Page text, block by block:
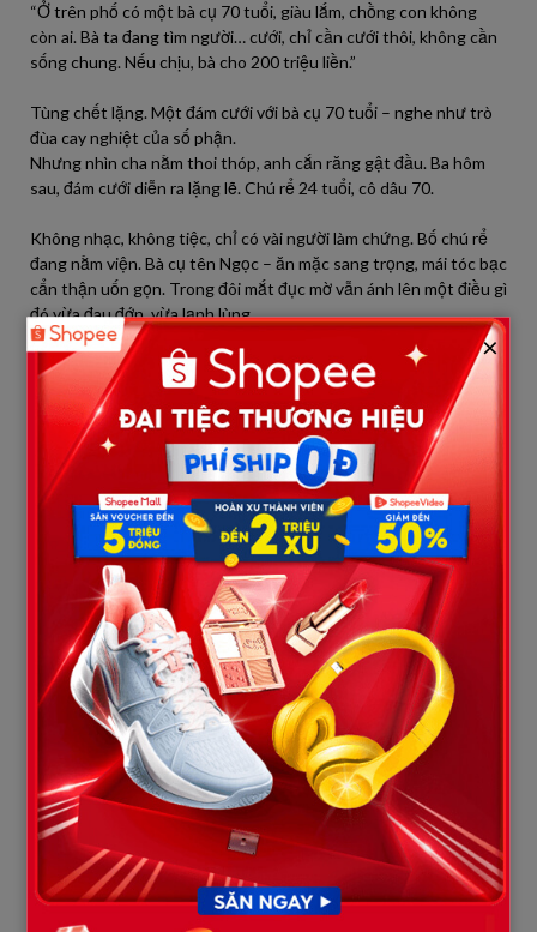
“Ở trên phố có một bà cụ 70 tuổi, giàu lắm, chồng con không
còn ai. Bà ta đang tìm người… cưới, chỉ cần cưới thôi, không cần
sống chung. Nếu chịu, bà cho 200 triệu liền.”
Tùng chết lặng. Một đám cưới với bà cụ 70 tuổi – nghe như trò
đùa cay nghiệt của số phận.
Nhưng nhìn cha nằm thoi thóp, anh cắn răng gật đầu. Ba hôm
sau, đám cưới diễn ra lặng lẽ. Chú rể 24 tuổi, cô dâu 70.
Không nhạc, không tiệc, chỉ có vài người làm chứng. Bố chú rể
đang nằm viện. Bà cụ tên Ngọc – ăn mặc sang trọng, mái tóc bạc
cẩn thận uốn gọn. Trong đôi mắt đục mờ vẫn ánh lên một điều gì
đó vừa đau đớn, vừa lạnh lùng.
Bà đưa cho Tùng 1 cái bọc đựng 200 triệu, chỉ nói một câu: “Cứu
cha cậu đi. Nhưng nhớ, đừng bao giờ hỏi tôi vì sao chọn cậu.”.
Tùng cúi đầu, chỉ biết cảm ơn. Anh không hiểu, một người như
bà — tại sao lại chọn anh giữa hàng trăm người khác.
Ca phẫu thuật thành công. Cha Tùng qua cơn nguy kịch. Một
buổi chiều, bà Ngọc gọi Tùng lên thành phố gặp bà tại nhà riêng.
Căn biệt thự lặng lẽ, mùi trầm hương thoang thoảng.
Bà ngồi bên cửa sổ, tay cầm tấm ảnh cũ, hỏi khẽ: “Cậu… có biết
mẹ mình tên gì không?”. Tùng ngạc nhiên: “Dạ, mẹ tôi mất sớm…
bà tên là Hạnh ạ.”
Bà khẽ cười, nụ cười pha lẫn chua xót: “Hạnh… Người phụ nữ mà
cách đây gần 50 năm đã cướp đi người đàn ông tôi yêu nhất.”
Tim Tùng khựng lại. Bà rút từ ngăn kéo ra một tấm hình cũ —
trong đó là cha Tùng thời trẻ, và chính bà Ngọc, khi mới đôi mươi.
Bà nói, giọng run run:
“Cậu giống ông ấy lắm… giống đến mức tôi muốn căm thù, muốn
khiến ông ta phải trả giá,
nhưng khi biết ông đang nằm viện, tôi lại không làm được. Lúc
×